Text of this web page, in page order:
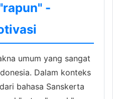
-
umum yang sangat
Dalam konteks
bahasa Sanskerta